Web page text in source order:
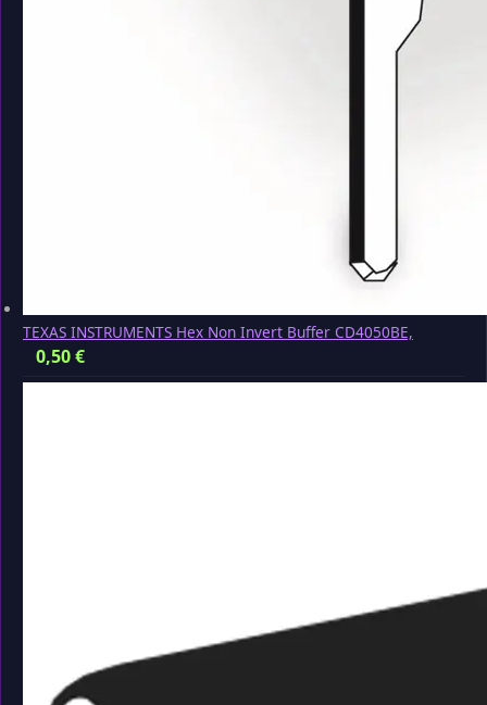
TEXAS INSTRUMENTS Hex Non Invert Buffer CD4050BE,
0,50€